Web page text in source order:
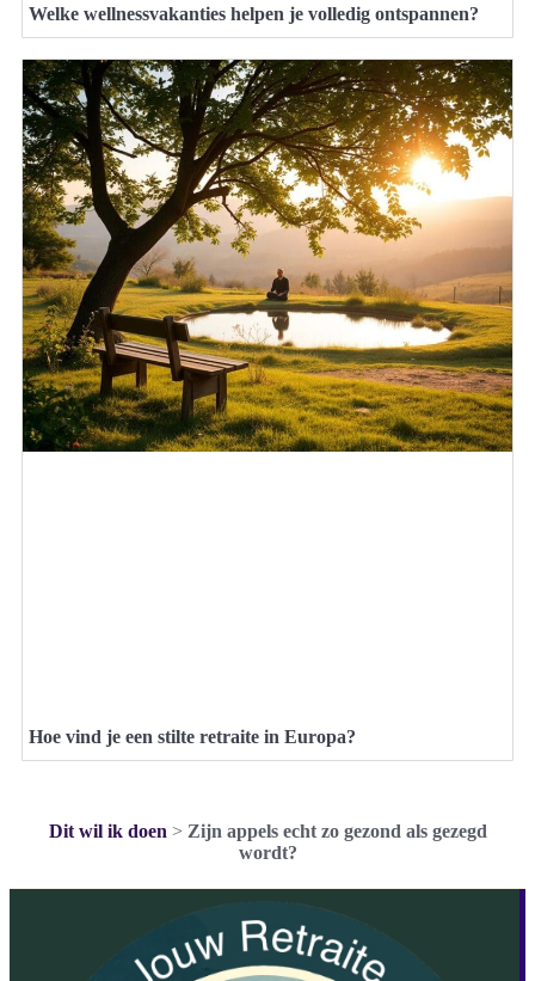
Welke wellnessvakanties helpen je volledig ontspannen?
Hoe vind je een stilte retraite in Europa?
Dit wil ik doen > Zijn appels echt zo gezond als gezegd
wordt?